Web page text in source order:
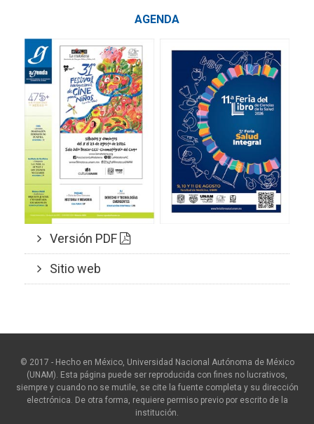
AGENDA
Versión PDF
Sitio web
© 2017 - Hecho en México, Universidad Nacional Autónoma de México
(UNAM). Esta página puede ser reproducida con fines no lucrativos,
siempre y cuando no se mutile, se cite la fuente completa y su dirección
electrónica. De otra forma, requiere permiso previo por escrito de la
institución.